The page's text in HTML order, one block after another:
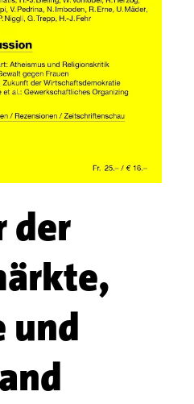
der
und